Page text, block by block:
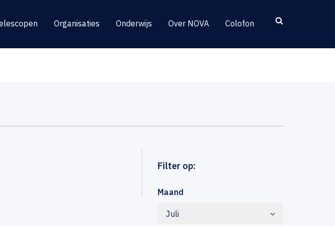
Organisaties Onderwijs Over NOVA Colofon
Filter op:
Maand
Juli